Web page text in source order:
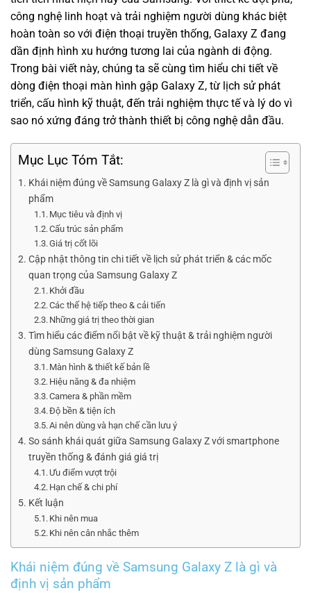
công nghệ linh hoạt và trải nghiệm người dùng khác biệt
hoàn toàn so với điện thoại truyền thống, Galaxy Z đang
dần định hình xu hướng tương lai của ngành di động.
Trong bài viết này, chúng ta sẽ cùng tìm hiểu chi tiết về
dòng điện thoại màn hình gập Galaxy Z, từ lịch sử phát
triển, cấu hình kỹ thuật, đến trải nghiệm thực tế và lý do vì
sao nó xứng đáng trở thành thiết bị công nghệ dẫn đầu.
Mục Lục Tóm Tắt:
Khái niệm đúng về Samsung Galaxy Z là gì và định vị sản
phẩm
Mục tiêu và định vị
Cấu trúc sản phẩm
Giá trị cốt lõi
Cập nhật thông tin chi tiết về lịch sử phát triển & các mốc
quan trọng của Samsung Galaxy Z
Khởi đầu
Các thế hệ tiếp theo & cải tiến
Những giá trị theo thời gian
Tìm hiểu các điểm nổi bật về kỹ thuật & trải nghiệm người
dùng Samsung Galaxy Z
Màn hình & thiết kế bản lề
Hiệu năng & đa nhiệm
Camera & phần mềm
Độ bền & tiện ích
Ai nên dùng và hạn chế cần lưu ý
So sánh khái quát giữa Samsung Galaxy Z với smartphone
truyền thống & đánh giá giá trị
Ưu điểm vượt trội
Hạn chế & chi phí
Kết luận
Khi nên mua
Khi nên cân nhắc thêm
Khái niệm đúng về Samsung Galaxy Z là gì và
định vị sản phẩm